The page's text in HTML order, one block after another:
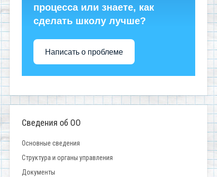
процесса или знаете, как
сделать школу лучше?
Написать о проблеме
Сведения об ОО
Основные сведения
Структура и органы управления
Документы